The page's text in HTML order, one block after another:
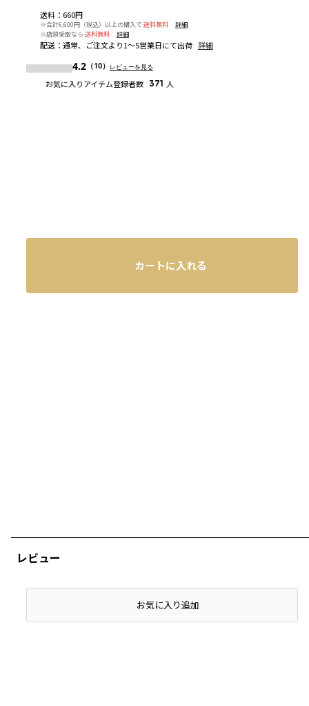
レビュー
送料： 660円
※合計6,600円（税込）以上の購入で 送料無料
詳細
※店頭受取なら 送料無料 詳細
配送： 通常、ご注文より1～5営業日にて出荷 詳細
4.2（10） レビューを見る
お気に入りアイテム登録者数 371 人
カートに入れる
お気に入り追加